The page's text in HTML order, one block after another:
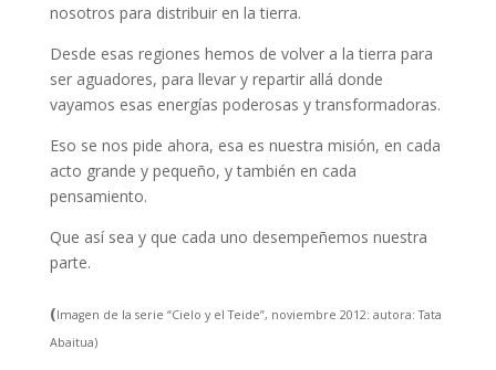
nosotros para distribuir en la tierra.
Desde esas regiones hemos de volver a la tierra para
ser aguadores, para llevar y repartir allá donde
vayamos esas energías poderosas y transformadoras.
Eso se nos pide ahora, esa es nuestra misión, en cada
acto grande y pequeño, y también en cada
pensamiento.
Que así sea y que cada uno desempeñemos nuestra
parte.
(Imagen de la serie “Cielo y el Teide”, noviembre 2012: autora: Tata
Abaitua)